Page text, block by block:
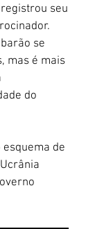
seu
se
mas é mais
do
de